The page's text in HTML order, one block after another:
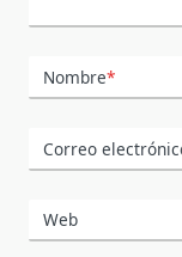
Nombre*
Correo
Web